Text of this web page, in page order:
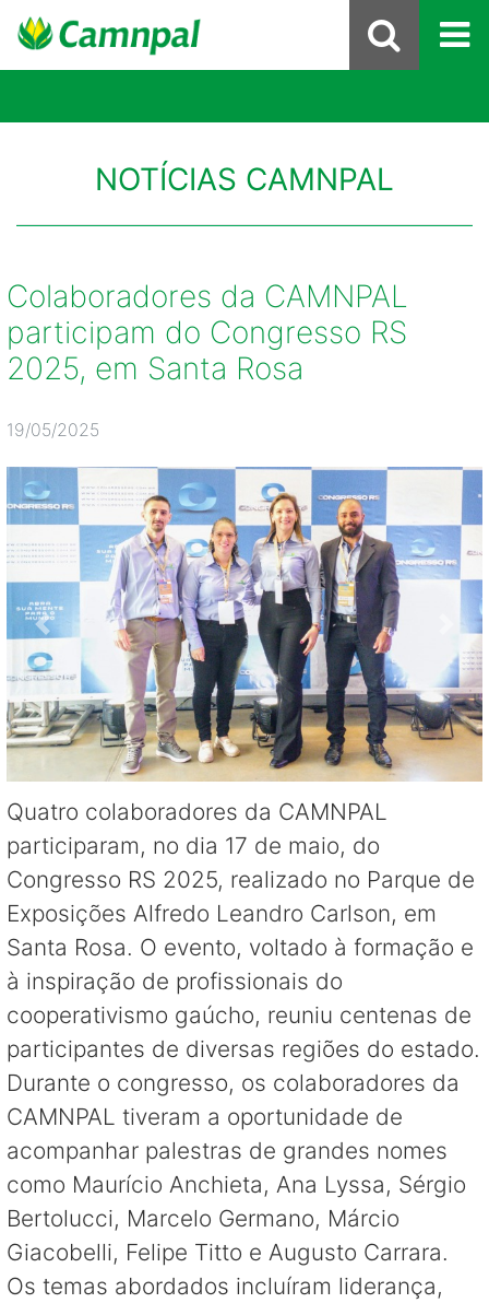
NOTÍCIAS CAMNPAL
Colaboradores da CAMNPAL
participam do Congresso RS
2025, em Santa Rosa
19/05/2025
Quatro colaboradores da CAMNPAL
participaram, no dia 17 de maio, do
Congresso RS 2025, realizado no Parque de
Exposições Alfredo Leandro Carlson, em
Santa Rosa. O evento, voltado à formação e
à inspiração de profissionais do
cooperativismo gaúcho, reuniu centenas de
participantes de diversas regiões do estado.
Durante o congresso, os colaboradores da
CAMNPAL tiveram a oportunidade de
acompanhar palestras de grandes nomes
como Maurício Anchieta, Ana Lyssa, Sérgio
Bertolucci, Marcelo Germano, Márcio
Giacobelli, Felipe Titto e Augusto Carrara.
Os temas abordados incluíram liderança,